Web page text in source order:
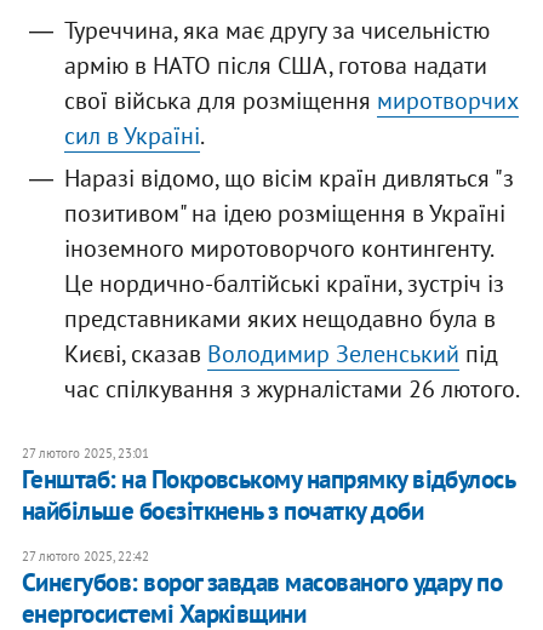
Туреччина, яка має другу за чисельністю
армію в НАТО після США, готова надати
свої війська для розміщення миротворчих
сил в Україні.
Наразі відомо, що вісім країн дивляться "з
позитивом" на ідею розміщення в Україні
іноземного миротоворчого контингенту.
Це нордично-балтійські країни, зустріч із
представниками яких нещодавно була в
Києві, сказав Володимир Зеленський під
час спілкування з журналістами 26 лютого.
27 лютого 2025, 23:01
Генштаб: на Покровському напрямку відбулось
найбільше боєзіткнень з початку доби
27 лютого 2025, 22:42
Синєгубов: ворог завдав масованого удару по
енергосистемі Харківщини